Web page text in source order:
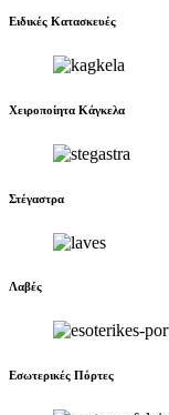
Ειδικές Κατασκευές
Χειροποίητα Κάγκελα
Στέγαστρα
Λαβές
Εσωτερικές Πόρτες